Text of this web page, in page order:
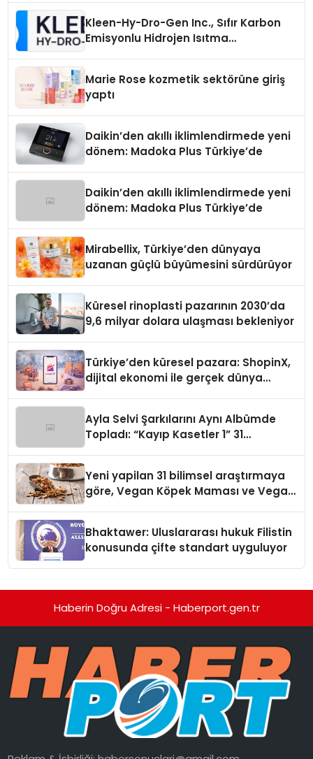
Kleen-Hy-Dro-Gen Inc., Sıfır Karbon
Emisyonlu Hidrojen Isıtma
Marie Rose kozmetik sektörüne giriş
yaptı
Daikin’den akıllı iklimlendirmede yeni
dönem: Madoka Plus Türkiye’de
Daikin’den akıllı iklimlendirmede yeni
dönem: Madoka Plus Türkiye’de
Mirabellix, Türkiye’den dünyaya
uzanan güçlü büyümesini sürdürüyor
Küresel rinoplasti pazarının 2030’da
9,6 milyar dolara ulaşması bekleniyor
Türkiye’den küresel pazara: ShopinX,
dijital ekonomi ile gerçek dünya
Ayla Selvi Şarkılarını Aynı Albümde
Topladı: “Kayıp Kasetler 1” 31
Yeni yapilan 31 bilimsel araştırmaya
göre, Vegan Köpek Maması ve Vegan
Bhaktawer: Uluslararası hukuk Filistin
konusunda çifte standart uyguluyor
Haberin Doğru Adresi - Haberport.gen.tr